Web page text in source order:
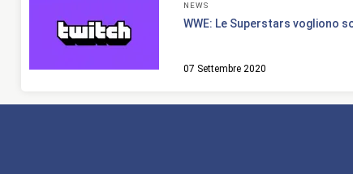
NEWS
WWE: Le Superstars vogliono
07 Settembre 2020